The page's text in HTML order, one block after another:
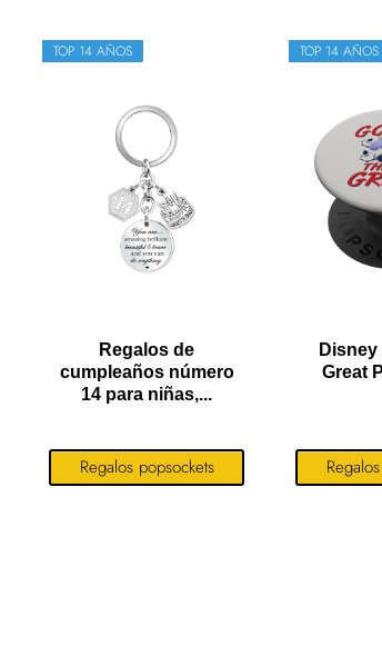
TOP 14 AÑOS
Regalos de
cumpleaños número
14 para niñas,...
Regalos popsockets
TOP 14 AÑOS
Great